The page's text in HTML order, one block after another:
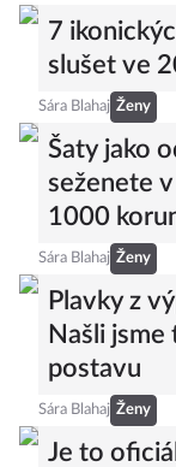
7
slušet ve
Sára Blahaj Ženy
Šaty jako
seženete
1000
Sára Blahaj Ženy
Plavky z
Našli
postavu
Sára Blahaj Ženy
Je to